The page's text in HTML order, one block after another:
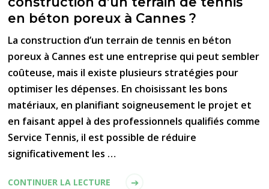
en béton poreux à Cannes ?
La construction d’un terrain de tennis en béton
poreux à Cannes est une entreprise qui peut sembler
coûteuse, mais il existe plusieurs stratégies pour
optimiser les dépenses. En choisissant les bons
matériaux, en planifiant soigneusement le projet et
en faisant appel à des professionnels qualifiés comme
Service Tennis, il est possible de réduire
significativement les …
CONTINUER LA LECTURE